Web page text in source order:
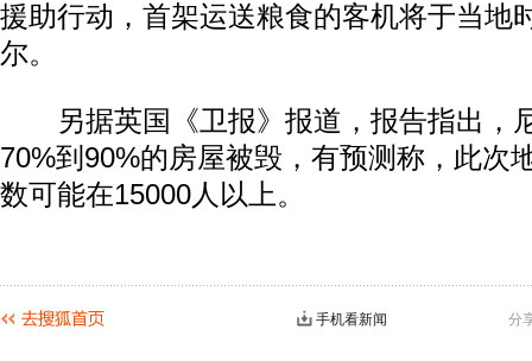
援助行动，首架运送粮食的客机将于当地
尔。
另据英国《卫报》报道，报告指出，
70%到90%的房屋被毁，有预测称，此次
数可能在15000人以上。
分
手机看新闻